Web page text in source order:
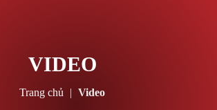
VIDEO
Trang chủ | Video